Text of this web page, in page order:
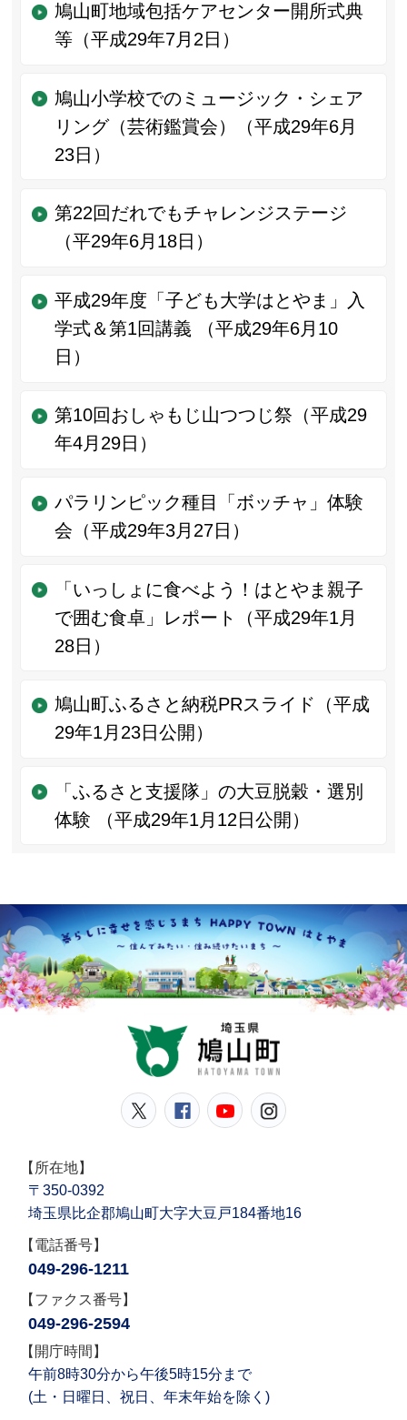
鳩山町地域包括ケアセンター開所式典
等（平成29年7月2日）
鳩山小学校でのミュージック・シェア
リング（芸術鑑賞会）（平成29年6月
23日）
第22回だれでもチャレンジステージ
（平29年6月18日）
平成29年度「子ども大学はとやま」入
学式＆第1回講義 （平成29年6月10
日）
第10回おしゃもじ山つつじ祭（平成29
年4月29日）
パラリンピック種目「ボッチャ」体験
会（平成29年3月27日）
「いっしょに食べよう！はとやま親子
で囲む食卓」レポート（平成29年1月
28日）
鳩山町ふるさと納税PRスライド（平成
29年1月23日公開）
「ふるさと支援隊」の大豆脱穀・選別
体験 （平成29年1月12日公開）
鳩山町公式Twitter
鳩山町公式Facebook
鳩山町公式
【所在地】
〒350-0392
埼玉県比企郡鳩山町大字大豆戸184番地16
【電話番号】
049-296-1211
【ファクス番号】
049-296-2594
【開庁時間】
午前8時30分から午後5時15分まで
(土・日曜日、祝日、年末年始を除く)